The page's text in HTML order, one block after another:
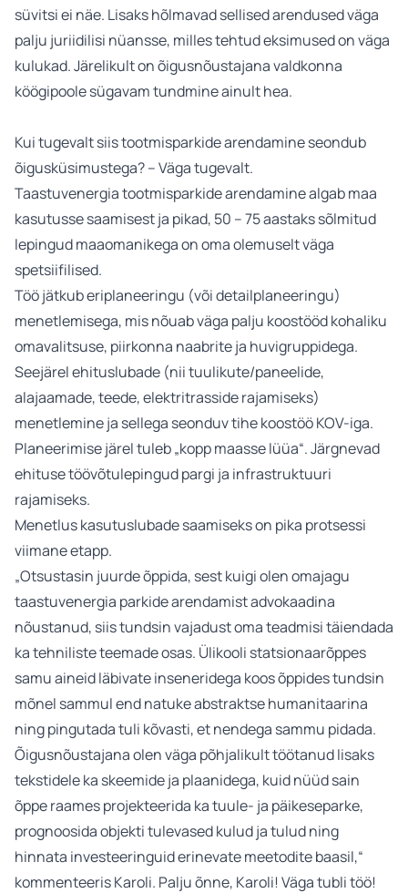
süvitsi ei näe. Lisaks hõlmavad sellised arendused väga
palju juriidilisi nüansse, milles tehtud eksimused on väga
kulukad. Järelikult on õigusnõustajana valdkonna
köögipoole sügavam tundmine ainult hea.
Kui tugevalt siis tootmisparkide arendamine seondub
õigusküsimustega? – Väga tugevalt.
Taastuvenergia tootmisparkide arendamine algab maa
kasutusse saamisest ja pikad, 50 – 75 aastaks sõlmitud
lepingud maaomanikega on oma olemuselt väga
spetsiifilised.
Töö jätkub eriplaneeringu (või detailplaneeringu)
menetlemisega, mis nõuab väga palju koostööd kohaliku
omavalitsuse, piirkonna naabrite ja huvigruppidega.
Seejärel ehituslubade (nii tuulikute/paneelide,
alajaamade, teede, elektritrasside rajamiseks)
menetlemine ja sellega seonduv tihe koostöö KOV-iga.
Planeerimise järel tuleb „kopp maasse lüüa“. Järgnevad
ehituse töövõtulepingud pargi ja infrastruktuuri
rajamiseks.
Menetlus kasutuslubade saamiseks on pika protsessi
viimane etapp.
„Otsustasin juurde õppida, sest kuigi olen omajagu
taastuvenergia parkide arendamist advokaadina
nõustanud, siis tundsin vajadust oma teadmisi täiendada
ka tehniliste teemade osas. Ülikooli statsionaarõppes
samu aineid läbivate inseneridega koos õppides tundsin
mõnel sammul end natuke abstraktse humanitaarina
ning pingutada tuli kõvasti, et nendega sammu pidada.
Õigusnõustajana olen väga põhjalikult töötanud lisaks
tekstidele ka skeemide ja plaanidega, kuid nüüd sain
õppe raames projekteerida ka tuule- ja päikeseparke,
prognoosida objekti tulevased kulud ja tulud ning
hinnata investeeringuid erinevate meetodite baasil,“
kommenteeris Karoli. Palju õnne, Karoli! Väga tubli töö!